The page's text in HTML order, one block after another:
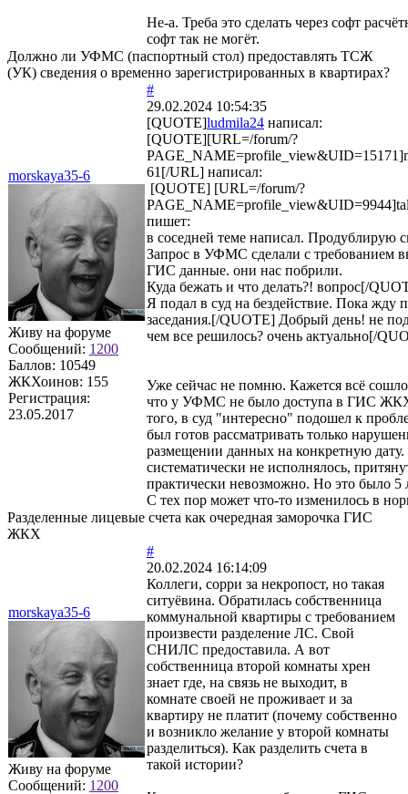
Не-а. Треба это сделать через софт
софт так не могёт.
Должно ли УФМС (паспортный стол) предоставлять ТСЖ
(УК) сведения о временно зарегистрированных в квартирах?
morskaya35-6
Живу на форуме
Сообщений: 1200
Баллов: 10549
ЖКХоинов: 155
Регистрация:
23.05.2017
#
29.02.2024 10:54:35
[QUOTE]ludmila24 написал:
[QUOTE][URL=/forum/?
61[/URL] написал:
[QUOTE] [URL=/forum/?
пишет:
в соседней теме написал. Продублирую
Запрос в УФМС сделали с требованием
ГИС данные. они нас побрили.
Куда бежать и что делать?! вопрос[/
Я подал в суд на бездействие. Пока жду
заседания.[/QUOTE] Добрый день! не
чем все решилось? очень актуально[/
Уже сейчас не помню. Кажется всё
что у УФМС не было доступа в ГИС
того, в суд "интересно" подошел к
был готов рассматривать только
размещении данных на конкретную дату.
систематически не исполнялось,
практически невозможно. Но это было 5
С тех пор может что-то изменилось в
Разделенные лицевые счета как очередная заморочка ГИС
ЖКХ
morskaya35-6
Живу на форуме
Сообщений: 1200
#
20.02.2024 16:14:09
Коллеги, сорри за некропост, но такая
ситуёвина. Обратилась собственница
коммунальной квартиры с требованием
произвести разделение ЛС. Свой
СНИЛС предоставила. А вот
собственница второй комнаты хрен
знает где, на связь не выходит, в
комнате своей не проживает и за
квартиру не платит (почему собственно
и возникло желание у второй комнаты
разделиться). Как разделить счета в
такой истории?